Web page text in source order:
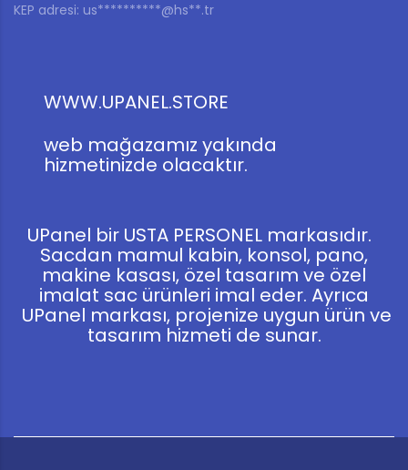
KEP adresi: us**********@hs**.tr
WWW.UPANEL.STORE
web mağazamız yakında
hizmetinizde olacaktır.
UPanel bir USTA PERSONEL markasıdır.
Sacdan mamul kabin, konsol, pano,
makine kasası, özel tasarım ve özel
imalat sac ürünleri imal eder. Ayrıca
UPanel markası, projenize uygun ürün ve
tasarım hizmeti de sunar.